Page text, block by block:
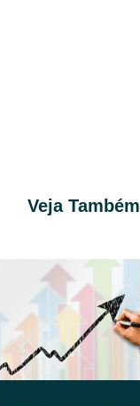
Veja Também